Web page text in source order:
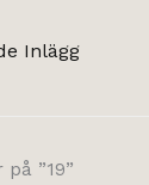
Inlägg
”19”